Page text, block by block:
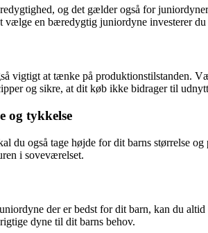
og det gælder også for
vælge en bæredygtig juniordyne investerer
vigtigt at tænke på produktionstilstanden.
og sikre, at dit køb ikke bidrager til
og tykkelse
du også tage højde for dit barns størrelse
i soveværelset.
der er bedst for dit barn, kan du
dyne til dit barns behov.